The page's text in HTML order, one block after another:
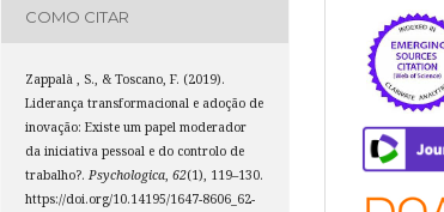
COMO CITAR
Zappalà , S., & Toscano, F. (2019).
Liderança transformacional e adoção de
inovação: Existe um papel moderador
da iniciativa pessoal e do controlo de
trabalho?.Psychologica,62(1), 119–130.
https://doi.org/10.14195/1647-8606_62-